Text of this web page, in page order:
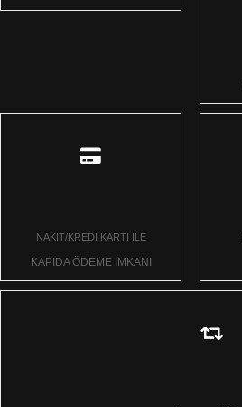
NAKİT/KREDİ KARTI İLE
KAPIDA ÖDEME İMKANI